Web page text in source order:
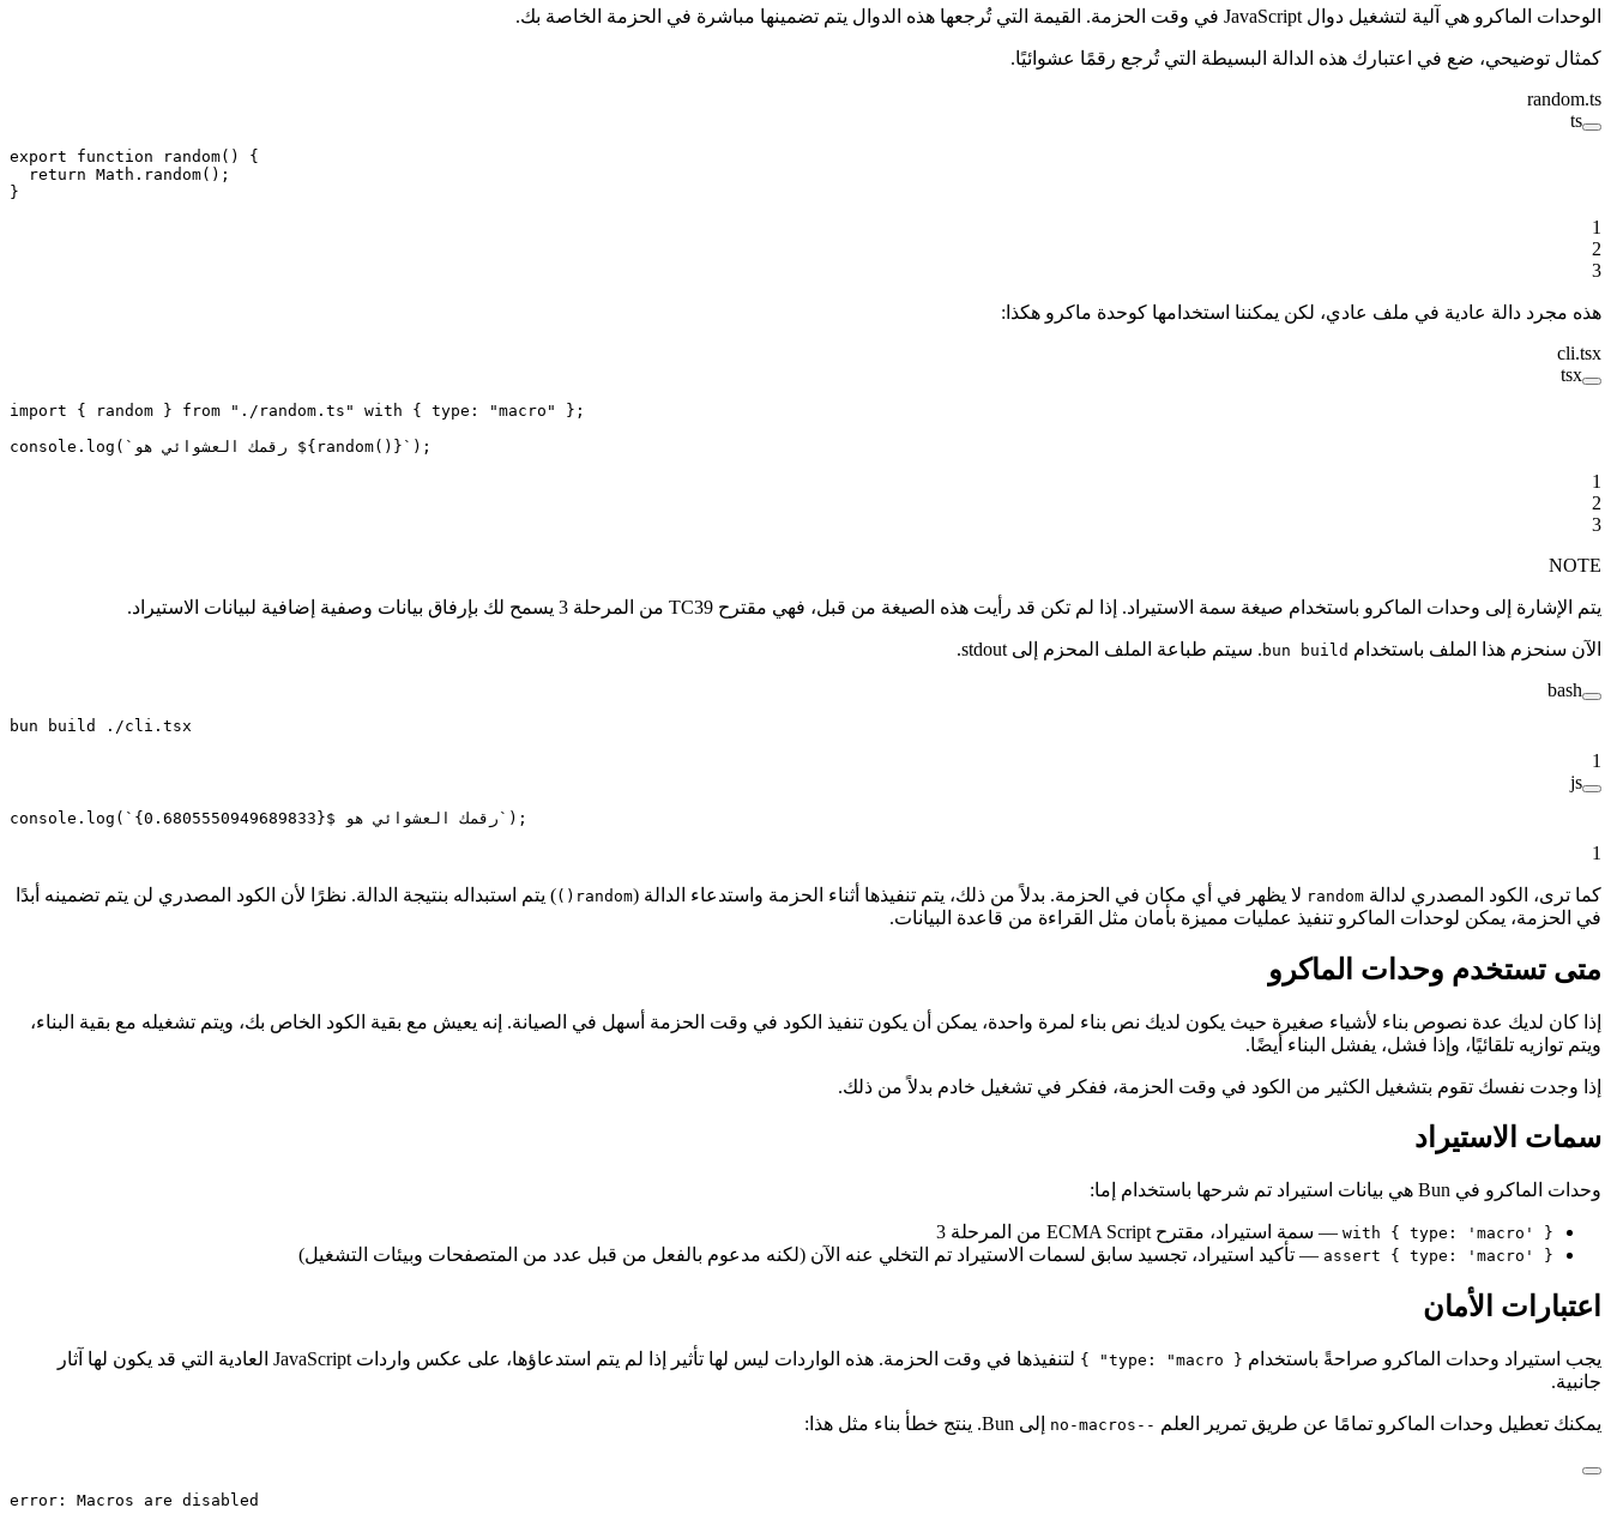
الوحدات الماكرو هي آلية لتشغيل دوال JavaScript في وقت الحزمة. القيمة التي تُرجعها هذه الدوال يتم تضمينها مباشرة في الحزمة الخاصة بك.
كمثال توضيحي، ضع في اعتبارك هذه الدالة البسيطة التي تُرجع رقمًا عشوائيًا.
random.ts
ts
export function random() {
  return
Math. random();
}
1
2
3
هذه مجرد دالة عادية في ملف عادي، لكن يمكننا استخدامها كوحدة ماكرو هكذا:
cli.tsx
tsx
import { random } from "./random.ts" with { type: "macro"
};
console. log ( `رقمك العشوائي هو ${ random() }` );
1
2
3
NOTE
يتم الإشارة إلى وحدات الماكرو باستخدام صيغة سمة الاستيراد. إذا لم تكن قد رأيت هذه الصيغة من قبل، فهي مقترح TC39 من المرحلة 3 يسمح لك بإرفاق بيانات وصفية إضافية لبيانات الاستيراد.
الآن سنحزم هذا الملف باستخدام bun build . سيتم طباعة الملف المحزم إلى stdout.
bash
bun build ./cli.tsx
1
js
console. log ( `رقمك العشوائي هو ${0.6805550949689833 }` );
1
كما ترى، الكود المصدري لدالة random لا يظهر في أي مكان في الحزمة. بدلاً من ذلك، يتم تنفيذها أثناء الحزمة واستدعاء الدالة (random()
) يتم استبداله بنتيجة الدالة. نظرًا لأن الكود المصدري لن يتم تضمينه أبدًا
في الحزمة، يمكن لوحدات الماكرو تنفيذ عمليات مميزة بأمان مثل القراءة من قاعدة البيانات.
متى تستخدم وحدات الماكرو
إذا كان لديك عدة نصوص بناء لأشياء صغيرة حيث يكون لديك نص بناء لمرة واحدة، يمكن أن يكون تنفيذ الكود في وقت الحزمة أسهل في الصيانة. إنه يعيش مع بقية الكود الخاص بك، ويتم تشغيله مع بقية البناء،
ويتم توازيه تلقائيًا، وإذا فشل، يفشل البناء أيضًا.
إذا وجدت نفسك تقوم بتشغيل الكثير من الكود في وقت الحزمة، ففكر في تشغيل خادم بدلاً من ذلك.
سمات الاستيراد
وحدات الماكرو في Bun هي بيانات استيراد تم شرحها باستخدام إما:
with { type: 'macro' } — سمة استيراد، مقترح ECMA Script من المرحلة 3
assert { type: 'macro' } — تأكيد استيراد، تجسيد سابق لسمات الاستيراد تم التخلي عنه الآن (لكنه مدعوم بالفعل من قبل عدد من المتصفحات وبيئات التشغيل)
اعتبارات الأمان
يجب استيراد وحدات الماكرو صراحةً باستخدام { type: "macro" }
لتنفيذها في وقت الحزمة. هذه الواردات ليس لها تأثير إذا لم يتم استدعاؤها، على عكس واردات JavaScript العادية التي قد يكون لها آثار
جانبية.
يمكنك تعطيل وحدات الماكرو تمامًا عن طريق تمرير العلم --no-macros إلى Bun. ينتج خطأ بناء مثل هذا:
error: Macros are disabled